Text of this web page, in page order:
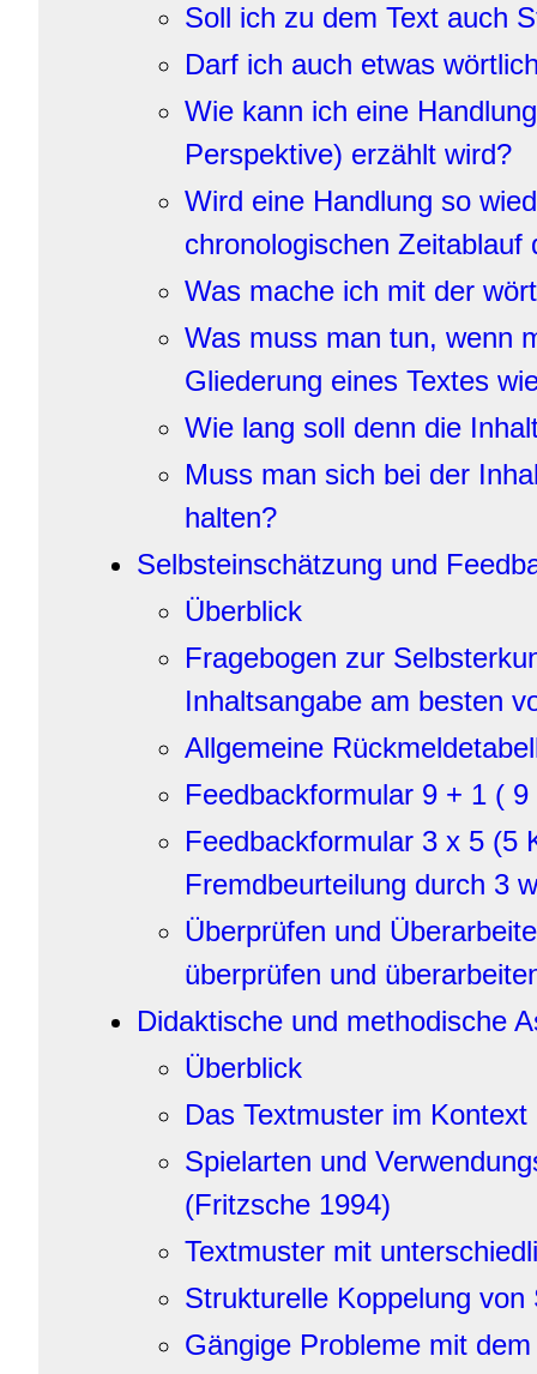
Soll ich zu dem Text auch
Darf ich auch etwas
Wie kann ich eine
Perspektive) erzählt wird?
Wird eine Handlung so
chronologischen Zeitablauf
Was mache ich mit der
Was muss man tun, wenn
Gliederung eines Textes
Wie lang soll denn die
Muss man sich bei der
halten?
Selbsteinschätzung und
Überblick
Fragebogen zur
Inhaltsangabe am besten
Allgemeine
Feedbackformular 9 + 1 (
Feedbackformular 3 x 5 (5
Fremdbeurteilung durch 3
Überprüfen und
überprüfen und
Didaktische und methodische
Überblick
Das Textmuster im
Spielarten und
(Fritzsche 1994)
Textmuster mit
Strukturelle Koppelung von
Gängige Probleme mit